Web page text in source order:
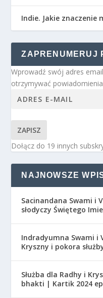
Indie. Jakie znaczenie
ZAPRENUMERUJ
Wprowadź swój adres
otrzymywać
ZAPISZ
Dołącz do 19 innych
NAJNOWSZE
Sacinandana Swami i
słodyczy Świętego
Indradyumna Swami i
Kryszny i pokora
Służba dla Radhy i
bhakti | Kartik 2024